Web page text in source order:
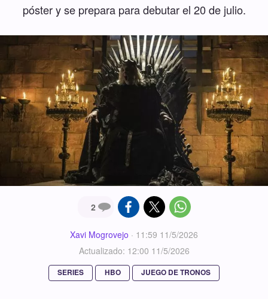
póster y se prepara para debutar el 20 de julio.
2
Xavi Mogrovejo · 11:59 11/5/2026
Actualizado: 12:00 11/5/2026
SERIES HBO JUEGO DE TRONOS